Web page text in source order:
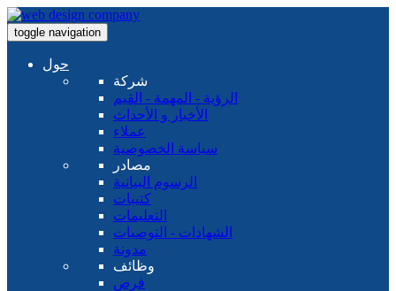
toggle navigation
حول
شركة
الرؤية - المهمة - القيم
الأخبار و الأحداث
عملاء
سياسة الخصوصية
مصادر
الرسوم البيانية
كتيبات
التعليمات
الشهادات - التوصيات
مدونة
وظائف
فرص